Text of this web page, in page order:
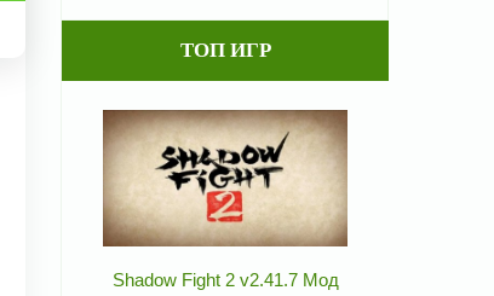
ТОП ИГР
Shadow Fight 2 v2.41.7 Мод